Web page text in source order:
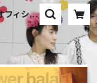
ィシャ